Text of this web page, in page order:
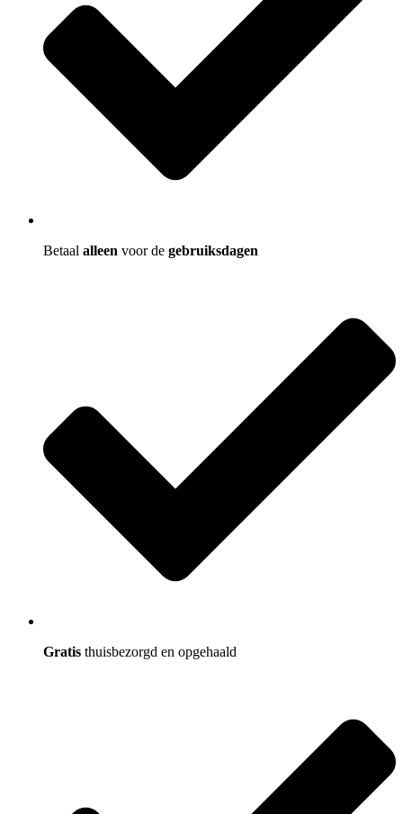
Betaal alleen voor de gebruiksdagen
Gratis thuisbezorgd en opgehaald